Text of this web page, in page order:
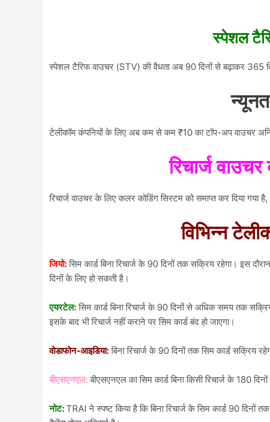
स्पेशल
स्पेशल टैरिफ वाउचर (STV) की वैधता अब 90 दिनों से बढ़ाकर 365
टेलीकॉम कंपनियों के लिए अब कम से कम ₹10 का टॉप-अप वाउचर
रिचार्ज
रिचार्ज वाउचर के लिए कलर कोडिंग सिस्टम को समाप्त कर दिया गया
विभिन्न
जियो:सिम कार्ड बिना रिचार्ज के 90 दिनों तक सक्रिय रहेगा। इस
दिनों के लिए हो सकती है।
एयरटेल:सिम कार्ड बिना रिचार्ज के 90 दिनों से अधिक समय तक
इसके बाद भी रिचार्ज नहीं कराने पर सिम कार्ड बंद हो जाएगा।
वोडाफोन-आइडिया: बिना रिचार्ज के 90 दिनों तक सिम कार्ड सक्रिय
बीएसएनएल:बीएसएनएल का सिम कार्ड बिना किसी रिचार्ज के 180
नोट:TRAI ने स्पष्ट किया है कि बिना रिचार्ज के सिम कार्ड 90